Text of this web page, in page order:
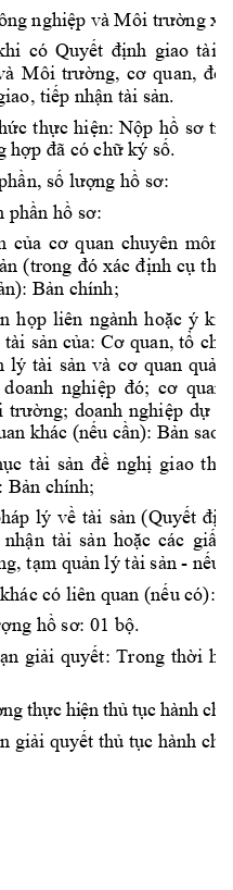
nghiệp và Môi trường
có Quyết định giao tài
Môi trường, cơ quan, đơn
tiếp nhận tài sản.
thực hiện: Nộp hồ sơ
hợp đã có chữ ký số.
số lượng hồ sơ:
phần hồ sơ:
của cơ quan chuyên môn
(trong đó xác định cụ thể
Bản chính;
họp liên ngành hoặc ý
tài sản của: Cơ quan, tổ
lý tài sản và cơ quan quản
doanh nghiệp đó; cơ quan,
trường; doanh nghiệp dự
khác (nếu cần): Bản sao;
tài sản đề nghị giao
Bản chính;
lý về tài sản (Quyết
nhận tài sản hoặc các giấy
tạm quản lý tài sản - nếu
khác có liên quan (nếu có):
hồ sơ: 01 bộ.
giải quyết: Trong thời
ng thực hiện thủ tục hành ch
giải quyết thủ tục hành